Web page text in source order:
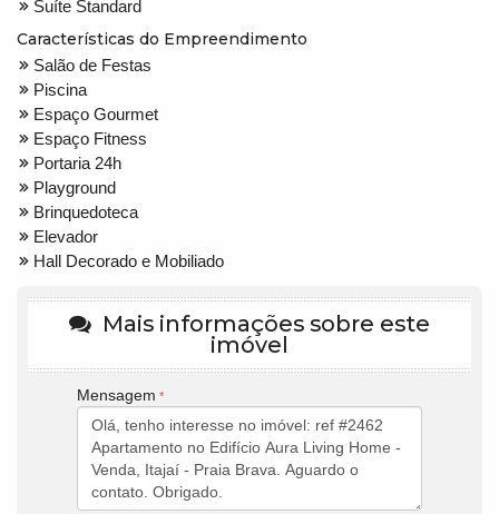
Suíte Standard
Características do Empreendimento
Salão de Festas
Piscina
Espaço Gourmet
Espaço Fitness
Portaria 24h
Playground
Brinquedoteca
Elevador
Hall Decorado e Mobiliado
Mais informações sobre este
imóvel
Mensagem